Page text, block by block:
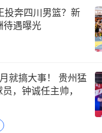
投奔四川男篮？新
待遇曝光
就搞大事！ 贵州猛
，钟诚任主帅，